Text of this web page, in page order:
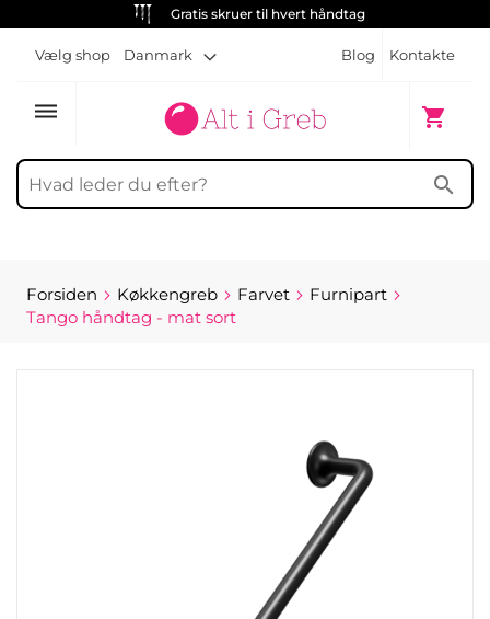
Gratis skruer til hvert håndtag
Blog Kontakte
Vælg shop Danmark
dehaze shopping_cart
Min
search
Forsiden Køkkengreb Farvet
Furnipart
Tango håndtag - mat sort